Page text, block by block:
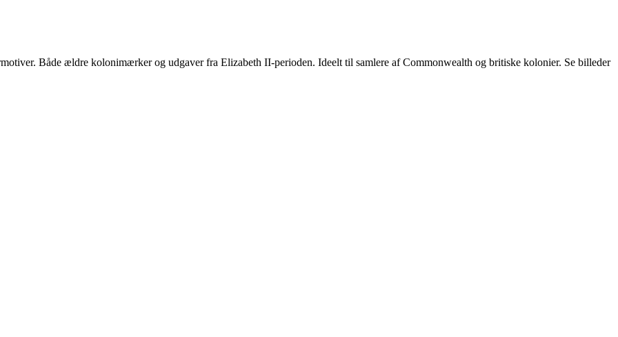
Både ældre kolonimærker og udgaver fra Elizabeth II-perioden. Ideelt til samlere af Commonwealth og britiske kolonier. Se billeder